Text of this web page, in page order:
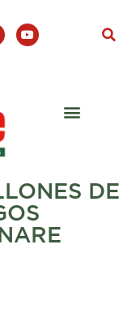
Y
o
u
DE